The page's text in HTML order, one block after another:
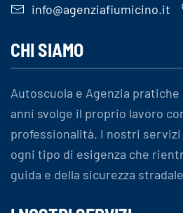
info@agenziafiumicino.it
CHI SIAMO
Autoscuola e Agenzia
anni svolge il proprio lavoro
professionalità. I nostri
ogni tipo di esigenza che
guida e della sicurezza